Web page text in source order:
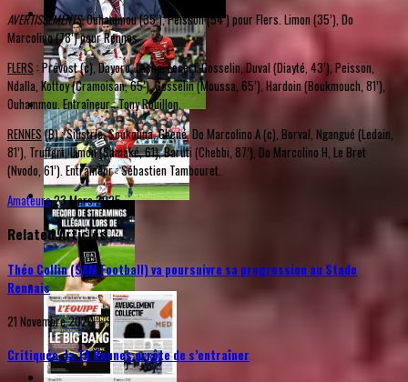
AVERTISSEMENTS. Ouhammou (35’), Peisson (54’) pour Flers. Limon (35’), Do
Marcolino (78’) pour Rennes
FLERS : Prévost (c), Dayoro, Lasne, Lecerf-Gosselin, Duval (Diayté, 43’), Peisson,
Ndalla, Kottoy (Cramoisan, 65’), Gosselin (Moussa, 65’), Hardoin (Boukmouch, 81’),
Ouhammou. Entraîneur : Tony Rouillon.
RENNES(B) : Silistrie, Soukouna, Gbené, Do Marcolino A (c), Borval, Ngangué (Ledain,
81’), Truffert, Limon (Samaké, 61), Baruti (Chebbi, 87’), Do Marcolino H, Le Bret
(Nvodo, 61’). Entraîneur : Sébastien Tambouret.
Amateurs23 Mars 2025
Related Articles
Théo Collin (SAM Football) va poursuivre sa progression au Stade
Rennais
21 Novembre 2020
Critiquée, la TA Rennes arrête de s’entraîner